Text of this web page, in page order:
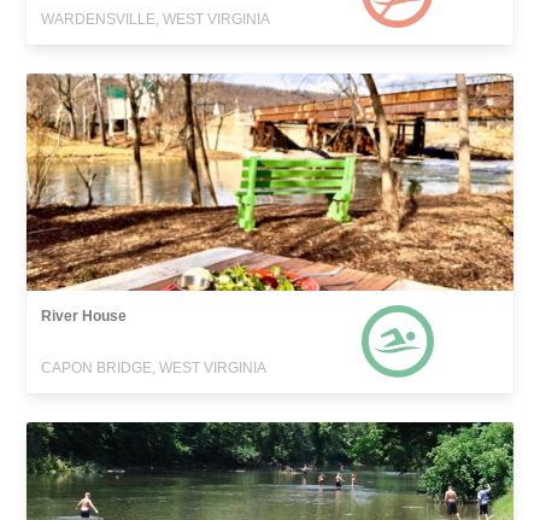
WARDENSVILLE, WEST VIRGINIA
River House
CAPON BRIDGE, WEST VIRGINIA